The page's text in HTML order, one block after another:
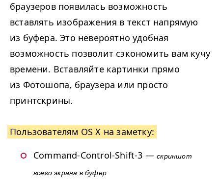
браузеров появилась возможность
вставлять изображения в текст напрямую
из буфера. Это невероятно удобная
возможность позволит сэкономить вам кучу
времени. Вставляйте картинки прямо
из Фотошопа, браузера или просто
принтскрины.
Пользователям OS X на заметку:
Command-Control-Shift-3 —скриншот
всего экрана в буфер